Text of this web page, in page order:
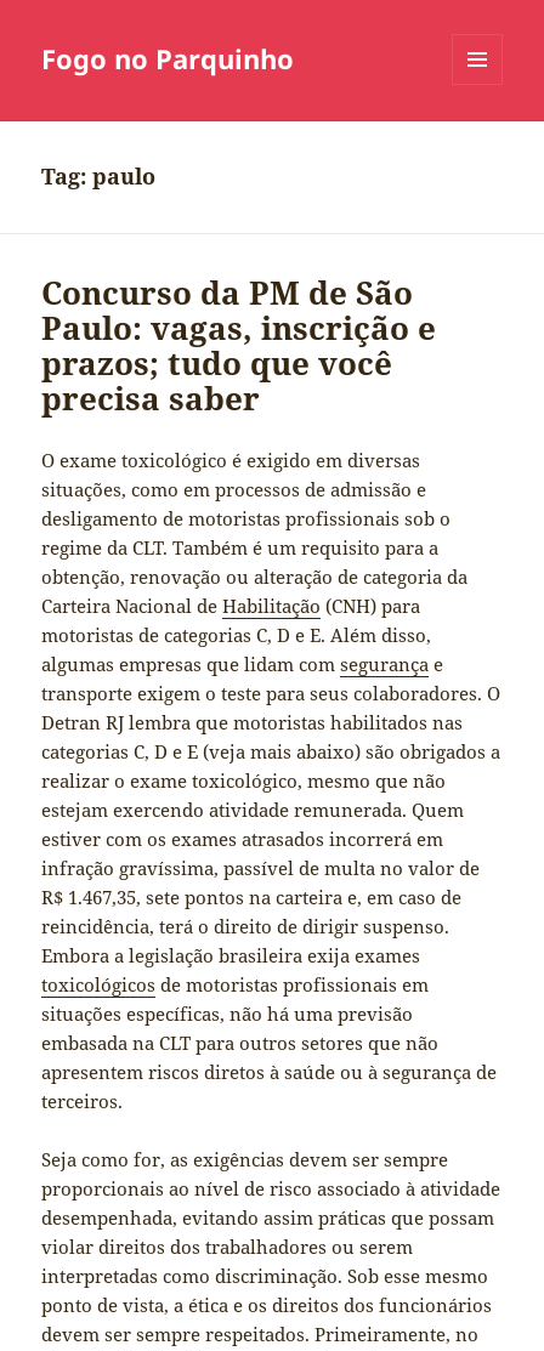
Fogo no Parquinho
Tag:paulo
Concurso da PM de São
Paulo: vagas, inscrição e
prazos; tudo que você
precisa saber
O exame toxicológico é exigido em diversas
situações, como em processos de admissão e
desligamento de motoristas profissionais sob o
regime da CLT. Também é um requisito para a
obtenção, renovação ou alteração de categoria da
Carteira Nacional deHabilitação (CNH) para
motoristas de categorias C, D e E. Além disso,
algumas empresas que lidam comsegurança e
transporte exigem o teste para seus colaboradores. O
Detran RJ lembra que motoristas habilitados nas
categorias C, D e E (veja mais abaixo) são obrigados a
realizar o exame toxicológico, mesmo que não
estejam exercendo atividade remunerada. Quem
estiver com os exames atrasados incorrerá em
infração gravíssima, passível de multa no valor de
R$ 1.467,35, sete pontos na carteira e, em caso de
reincidência, terá o direito de dirigir suspenso.
Embora a legislação brasileira exija exames
toxicológicos de motoristas profissionais em
situações específicas, não há uma previsão
embasada na CLT para outros setores que não
apresentem riscos diretos à saúde ou à segurança de
terceiros.
Seja como for, as exigências devem ser sempre
proporcionais ao nível de risco associado à atividade
desempenhada, evitando assim práticas que possam
violar direitos dos trabalhadores ou serem
interpretadas como discriminação. Sob esse mesmo
ponto de vista, a ética e os direitos dos funcionários
devem ser sempre respeitados. Primeiramente, no